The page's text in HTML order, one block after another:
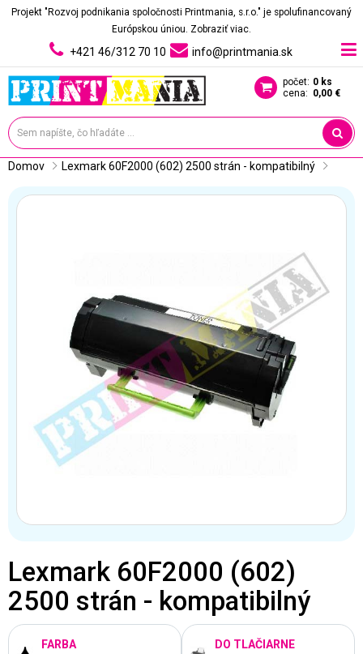
Projekt "Rozvoj podnikania spoločnosti Printmania, s.r.o." je spolufinancovaný
Európskou úniou. Zobraziť viac.
+421 46/312 70 10 info@printmania.sk
počet: 0 ks
cena: 0,00 €
Domov Lexmark 60F2000 (602) 2500 strán - kompatibilný
Lexmark 60F2000 (602)
2500 strán - kompatibilný
FARBA
DO TLAČIARNE